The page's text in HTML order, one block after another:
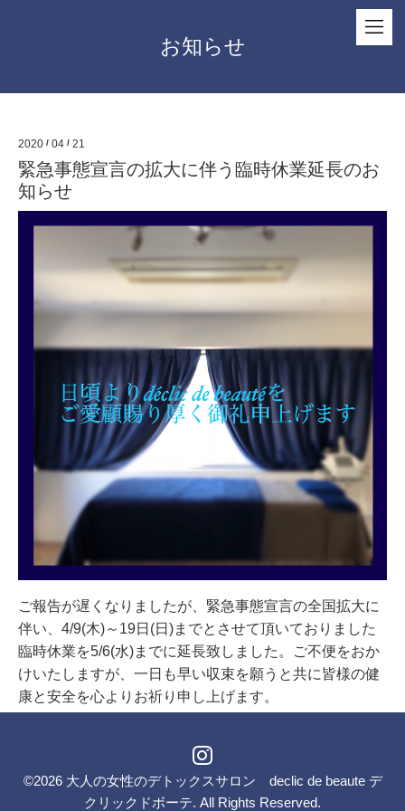
お知らせ
2020 / 04 / 21
緊急事態宣言の拡大に伴う臨時休業延長のお
知らせ
ご報告が遅くなりましたが、緊急事態宣言の全国拡大に
伴い、4/9(木)～ 19日(日)までとさせて頂いておりました
臨時休業を5/6(水)までに延長致しました。ご不便をおか
けいたしますが、一日も早い収束を願うと共に皆様の健
康と安全を心よりお祈り申し上げます。
©2026 大人の女性のデトックスサロン declic de beaute デ
クリックドボーテ. All Rights Reserved.